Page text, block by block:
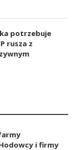
potrzebuje
rusza z
i firmy